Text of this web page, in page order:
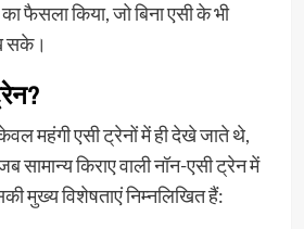
फैसला किया, जो बिना एसी के भी
सके।
महंगी एसी ट्रेनों में ही देखे जाते थे,
सामान्य किराए वाली नॉन-एसी ट्रेन में
मुख्य विशेषताएं निम्नलिखित हैं: